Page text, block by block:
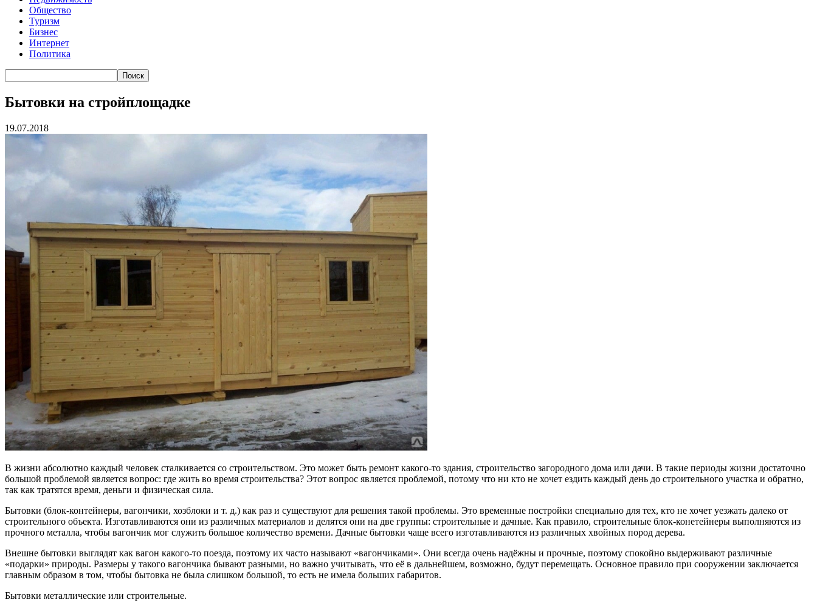
Общество
Туризм
Бизнес
Интернет
Политика
Бытовки на стройплощадке
19.07.2018
В жизни абсолютно каждый человек сталкивается со строительством. Это может быть ремонт какого-то здания, строительство загородного дома или дачи. В такие периоды жизни достаточно
большой проблемой является вопрос: где жить во время строительства? Этот вопрос является проблемой, потому что ни кто не хочет ездить каждый день до строительного участка и обратно,
так как тратятся время, деньги и физическая сила.
Бытовки (блок-контейнеры, вагончики, хозблоки и т. д.) как раз и существуют для решения такой проблемы. Это временные постройки специально для тех, кто не хочет уезжать далеко от
строительного объекта. Изготавливаются они из различных материалов и делятся они на две группы: строительные и дачные. Как правило, строительные блок-конетейнеры выполняются из
прочного металла, чтобы вагончик мог служить большое количество времени. Дачные бытовки чаще всего изготавливаются из различных хвойных пород дерева.
Внешне бытовки выглядят как вагон какого-то поезда, поэтому их часто называют «вагончиками». Они всегда очень надёжны и прочные, поэтому спокойно выдерживают различные
«подарки» природы. Размеры у такого вагончика бывают разными, но важно учитывать, что её в дальнейшем, возможно, будут перемещать. Основное правило при сооружении заключается
главным образом в том, чтобы бытовка не была слишком большой, то есть не имела больших габаритов.
Бытовки металлические или строительные.